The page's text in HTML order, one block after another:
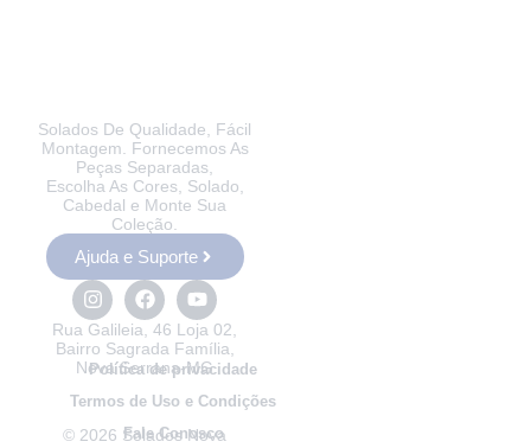
Solados De Qualidade, Fácil
Montagem. Fornecemos As
Peças Separadas,
Escolha As Cores, Solado,
Cabedal e Monte Sua
Coleção.
Ajuda e Suporte
Rua Galileia, 46 Loja 02,
Bairro Sagrada Família,
Nova Serrana-MG
Política de privacidade
Termos de Uso e Condições
Fale Conosco
© 2026 Solados Nova